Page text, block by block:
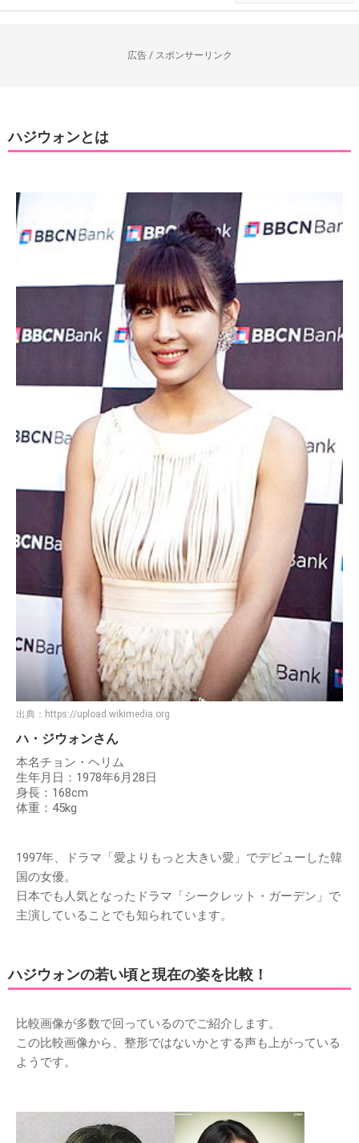
広告 / スポンサーリンク
ハジウォンとは
出典： https://upload.wikimedia.org
ハ・ジウォンさん
本名チョン・ヘリム
生年月日：1978年6月28日
身長：168cm
体重：45kg
1997年、ドラマ「愛よりもっと大きい愛」でデビューした韓
国の女優。
日本でも人気となったドラマ「シークレット・ガーデン」で
主演していることでも知られています。
ハジウォンの若い頃と現在の姿を比較！
比較画像が多数で回っているのでご紹介します。
この比較画像から、整形ではないかとする声も上がっている
ようです。